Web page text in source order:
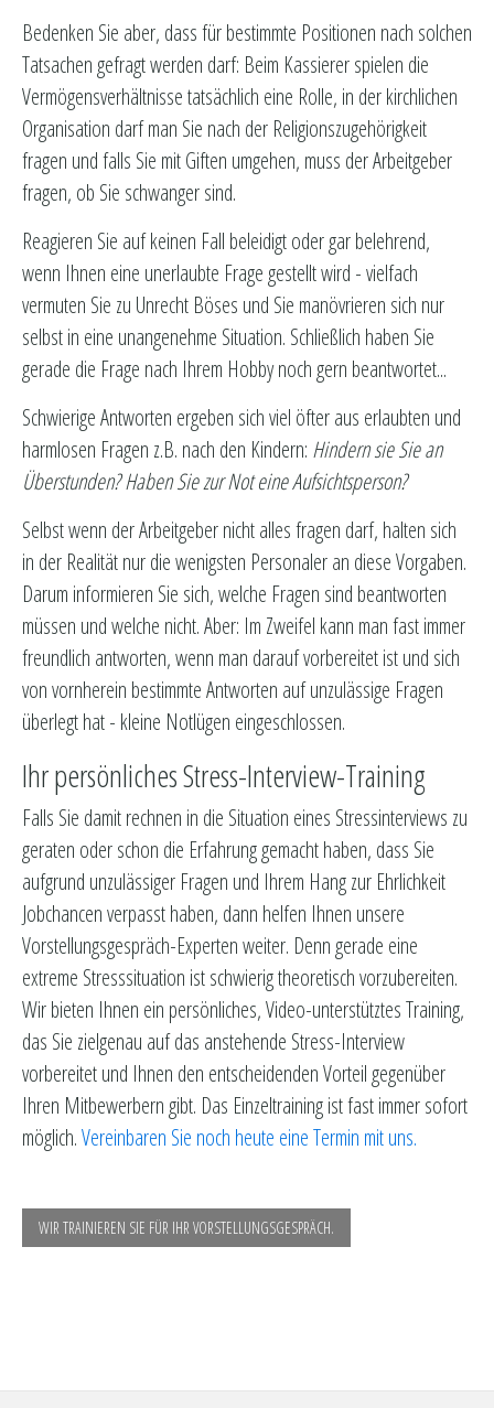
Bedenken Sie aber, dass für bestimmte Positionen nach solchen
Tatsachen gefragt werden darf: Beim Kassierer spielen die
Vermögensverhältnisse tatsächlich eine Rolle, in der kirchlichen
Organisation darf man Sie nach der Religionszugehörigkeit
fragen und falls Sie mit Giften umgehen, muss der Arbeitgeber
fragen, ob Sie schwanger sind.
Reagieren Sie auf keinen Fall beleidigt oder gar belehrend,
wenn Ihnen eine unerlaubte Frage gestellt wird - vielfach
vermuten Sie zu Unrecht Böses und Sie manövrieren sich nur
selbst in eine unangenehme Situation. Schließlich haben Sie
gerade die Frage nach Ihrem Hobby noch gern beantwortet...
Schwierige Antworten ergeben sich viel öfter aus erlaubten und
harmlosen Fragen z.B. nach den Kindern: Hindern sie Sie an
Überstunden?Haben Sie zur Not eine Aufsichtsperson?
Selbst wenn der Arbeitgeber nicht alles fragen darf, halten sich
in der Realität nur die wenigsten Personaler an diese Vorgaben.
Darum informieren Sie sich, welche Fragen sind beantworten
müssen und welche nicht. Aber: Im Zweifel kann man fast immer
freundlich antworten, wenn man darauf vorbereitet ist und sich
von vornherein bestimmte Antworten auf unzulässige Fragen
überlegt hat - kleine Notlügen eingeschlossen.
Ihr persönliches Stress-Interview-Training
Falls Sie damit rechnen in die Situation eines Stressinterviews zu
geraten oder schon die Erfahrung gemacht haben, dass Sie
aufgrund unzulässiger Fragen und Ihrem Hang zur Ehrlichkeit
Jobchancen verpasst haben, dann helfen Ihnen unsere
Vorstellungsgespräch-Experten weiter. Denn gerade eine
extreme Stresssituation ist schwierig theoretisch vorzubereiten.
Wir bieten Ihnen ein persönliches, Video-unterstütztes Training,
das Sie zielgenau auf das anstehende Stress-Interview
vorbereitet und Ihnen den entscheidenden Vorteil gegenüber
Ihren Mitbewerbern gibt. Das Einzeltraining ist fast immer sofort
möglich.Vereinbaren Sie noch heute eine Termin mit uns.
WIR TRAINIEREN SIE FÜR IHR VORSTELLUNGSGESPRÄCH.